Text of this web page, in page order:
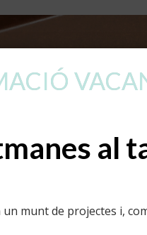
al
munt de projectes i,